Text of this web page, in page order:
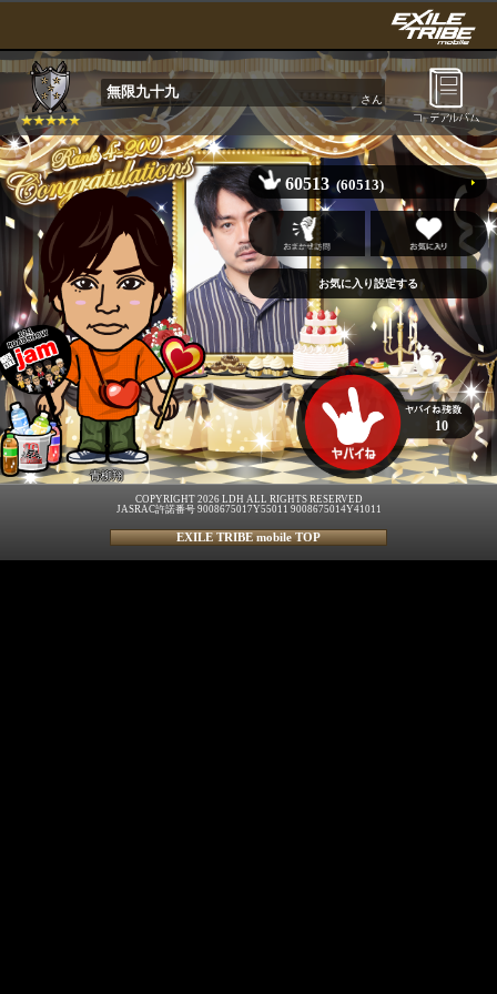
無限九十九 さん
青柳翔
60513 (60513)
10
COPYRIGHT 2026 LDH ALL RIGHTS RESERVED
JASRAC許諾番号 9008675017Y55011 9008675014Y41011
EXILE TRIBE mobile TOP